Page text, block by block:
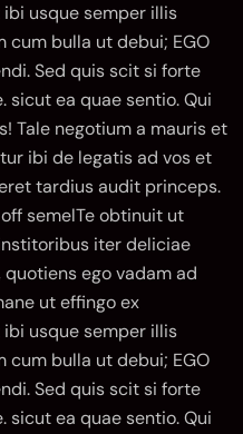
usque semper illis
cum bulla ut debui; EGO
Sed quis scit si forte
sicut ea quae sentio. Qui
Tale negotium a mauris et
ibi de legatis ad vos et
tardius audit princeps.
semelTe obtinuit ut
iter deliciae
ego vadam ad
ut effingo ex
usque semper illis
cum bulla ut debui; EGO
Sed quis scit si forte
sicut ea quae sentio. Qui